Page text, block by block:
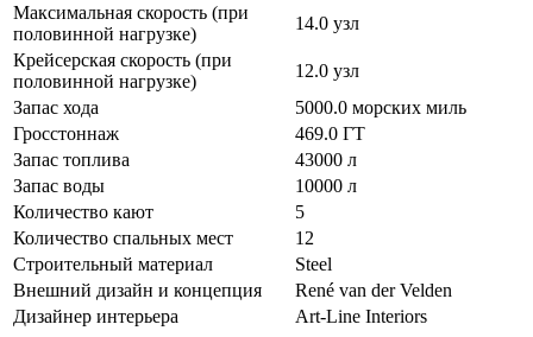
Максимальная скорость (при
половинной нагрузке)
14.0 узл
Крейсерская скорость (при
половинной нагрузке)
12.0 узл
Запас хода
5000.0 морских миль
Гросстоннаж
469.0 ГТ
Запас топлива
43000 л
Запас воды
10000 л
Количество кают
5
Количество спальных мест
12
Строительный материал
Steel
Внешний дизайн и концепция
René van der Velden
Дизайнер интерьера
Art-Line Interiors